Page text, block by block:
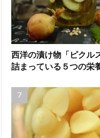
西洋の漬け物「ピクル
詰まっている５つの栄